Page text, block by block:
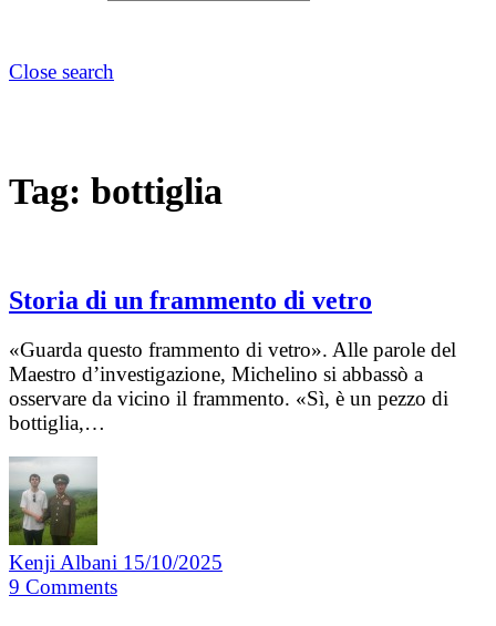
Close search
Tag: bottiglia
Storia di un frammento di vetro
«Guarda questo frammento di vetro». Alle parole del
Maestro d’investigazione, Michelino si abbassò a
osservare da vicino il frammento. «Sì, è un pezzo di
bottiglia,…
Kenji Albani 15/10/2025
9 Comments